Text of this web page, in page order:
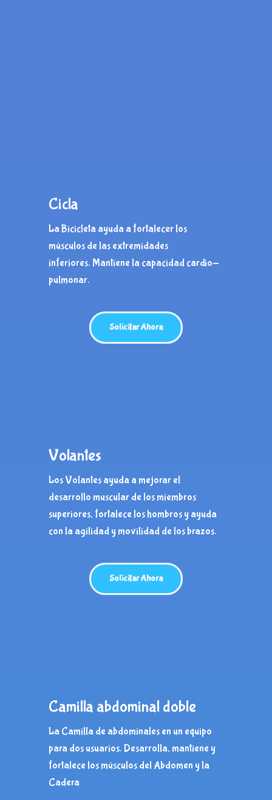
Cicla
La Bicicleta ayuda a fortalecer los
músculos de las extremidades
inferiores. Mantiene la capacidad cardio-
pulmonar.
Solicitar Ahora
Volantes
Los Volantes ayuda a mejorar el
desarrollo muscular de los miembros
superiores, fortalece los hombros y ayuda
con la agilidad y movilidad de los brazos.
Solicitar Ahora
Camilla abdominal doble
La Camilla de abdominales en un equipo
para dos usuarios. Desarrolla, mantiene y
fortalece los músculos del Abdomen y la
Cadera